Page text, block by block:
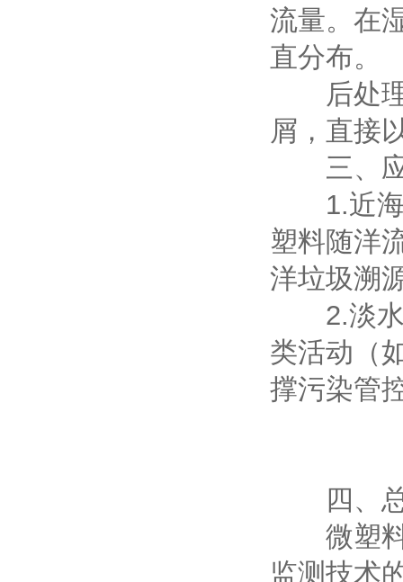
流量。在
直分布。
后处理
屑，直接
三、应
1.近海
塑料随洋
洋垃圾溯
2.淡水
类活动（
撑污染管
四、总
微塑料
监测技术